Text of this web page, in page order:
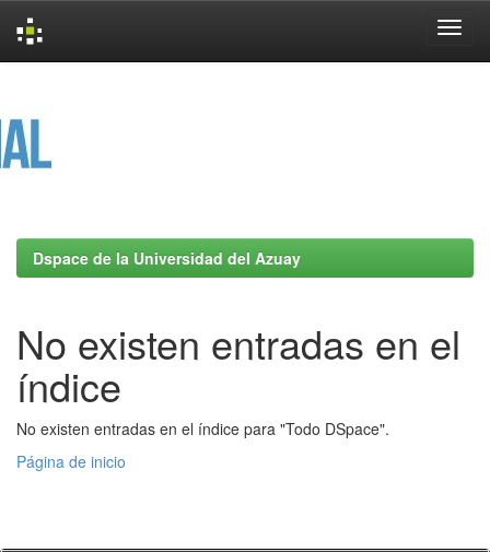
Dspace de la Universidad del Azuay
No existen entradas en el
índice
No existen entradas en el índice para "Todo DSpace".
Página de inicio